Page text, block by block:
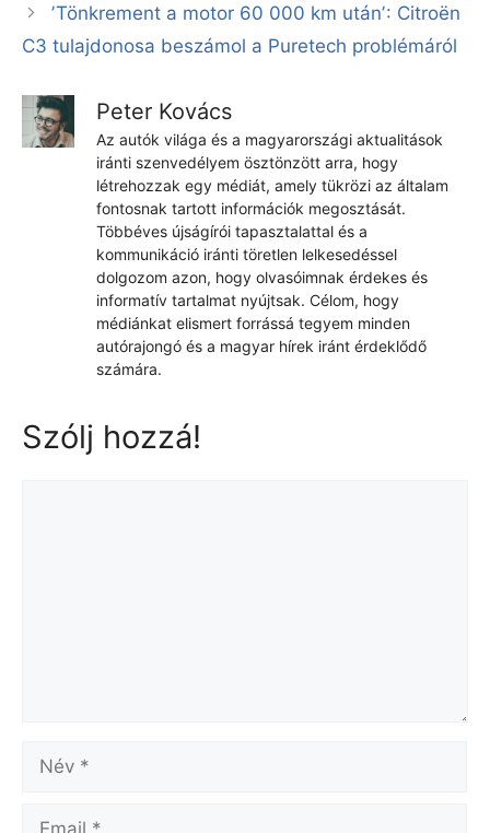
ʼTönkrement a motor 60 000 km utánʼ: Citroën
C3 tulajdonosa beszámol a Puretech problémáról
Peter Kovács
Az autók világa és a magyarországi aktualitások
iránti szenvedélyem ösztönzött arra, hogy
létrehozzak egy médiát, amely tükrözi az általam
fontosnak tartott információk megosztását.
Többéves újságírói tapasztalattal és a
kommunikáció iránti töretlen lelkesedéssel
dolgozom azon, hogy olvasóimnak érdekes és
informatív tartalmat nyújtsak. Célom, hogy
médiánkat elismert forrássá tegyem minden
autórajongó és a magyar hírek iránt érdeklődő
számára.
Szólj hozzá!
Név
Email